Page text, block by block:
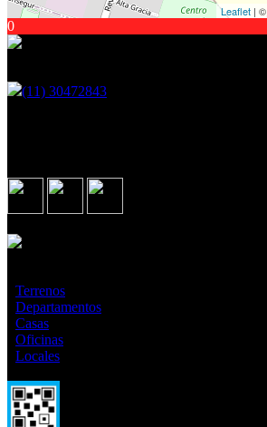
Leaflet | ©
0
(11) 30472843
Terrenos
Departamentos
Casas
Oficinas
Locales